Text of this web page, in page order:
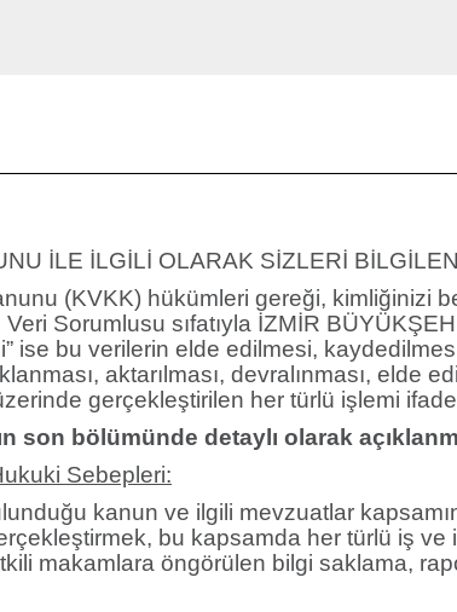
İLE İLGİLİ OLARAK SİZLERİ
(KVKK) hükümleri gereği, kimliğinizi
Sorumlusu sıfatıyla İZMİR
ise bu verilerin elde edilmesi,
aktarılması, devralınması, elde
gerçekleştirilen her türlü işlemi
son bölümünde detaylı olarak
Sebepleri:
kanun ve ilgili mevzuatlar
bu kapsamda her türlü iş ve
makamlara öngörülen bilgi saklama,